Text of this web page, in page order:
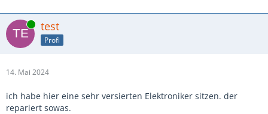
Online test
Profi
14. Mai 2024
ich habe hier eine sehr versierten Elektroniker sitzen. der
repariert sowas.